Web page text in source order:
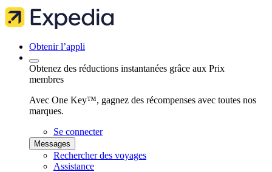
Obtenir l’appli
Obtenez des réductions instantanées grâce aux Prix
membres
Avec One Key™, gagnez des récompenses avec toutes nos
marques.
Se connecter
Messages
Rechercher des voyages
Assistance